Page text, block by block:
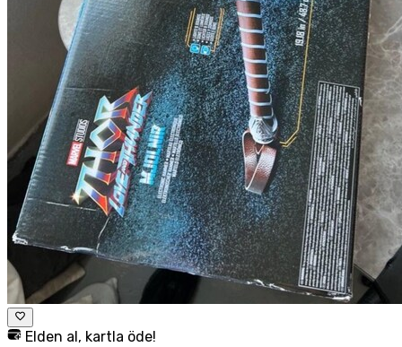
Elden al, kartla öde!